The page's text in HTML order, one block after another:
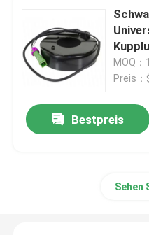
MOQ：
Preis
Bestpreis
Sehen